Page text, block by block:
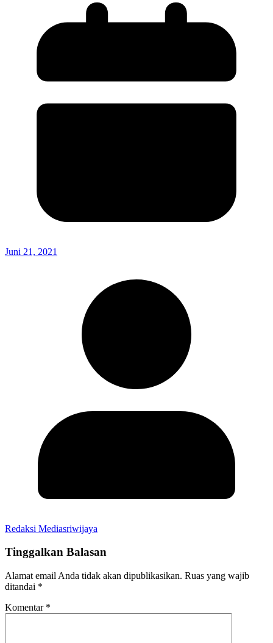
Juni 21, 2021
Redaksi Mediasriwijaya
Tinggalkan Balasan
Alamat email Anda tidak akan dipublikasikan. Ruas yang wajib
ditandai *
Komentar *